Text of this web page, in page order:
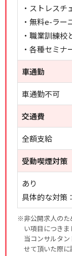
・ストレスチ
・無料e-ラー
・職業訓練校
・各種セミナ
車通勤
車通勤不可
交通費
全額支給
受動喫煙対策
あり
具体的な対策
※非公開求人のた
い項目につき
当コンサルタ
せて頂いた際に